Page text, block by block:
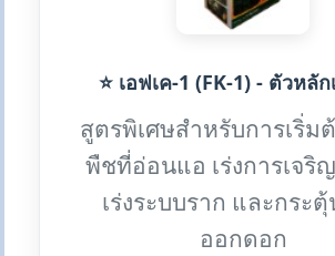
⭐ เอฟเค-1 (FK-1) - ตัวหลั
สูตรพิเศษสำหรับการเริ่
พืชที่อ่อนแอ เร่งการเจริ
เร่งระบบราก และกระ
ออกดอก